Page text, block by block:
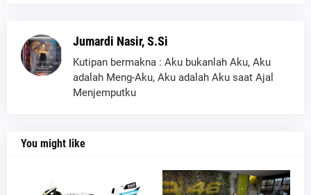
Jumardi Nasir, S.Si
Kutipan bermakna : Aku bukanlah Aku, Aku
adalah Meng-Aku, Aku adalah Aku saat Ajal
Menjemputku
You might like